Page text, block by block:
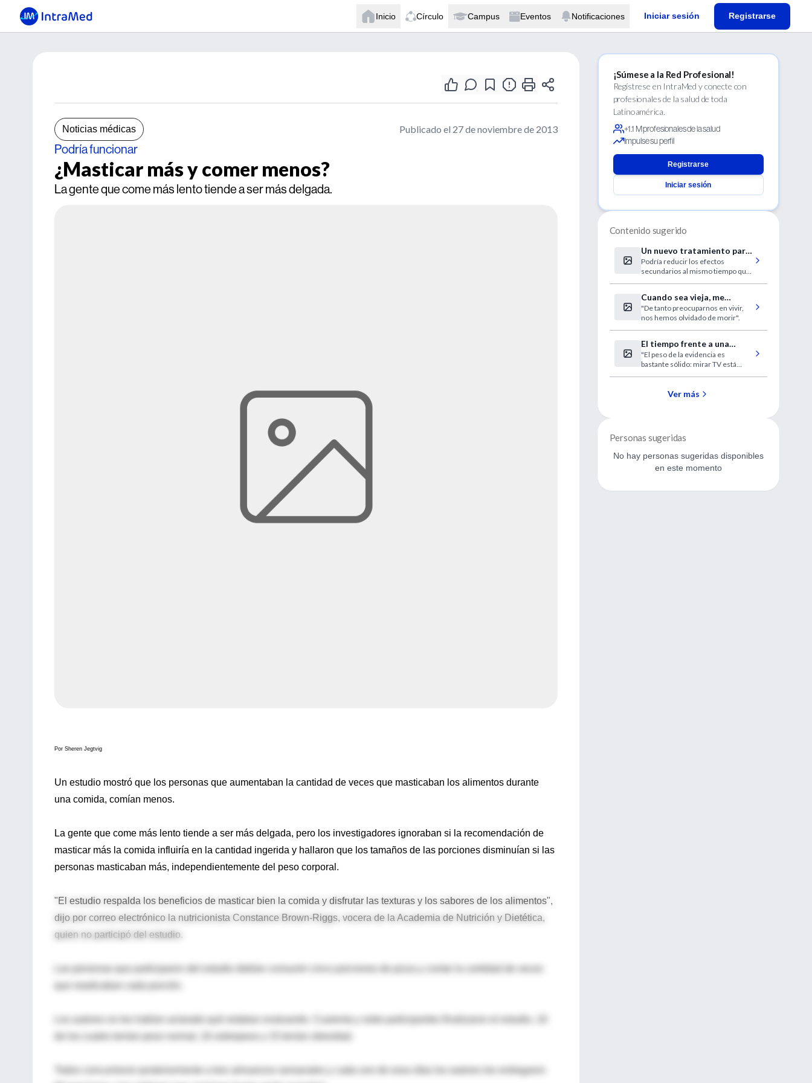
Inicio Círculo Campus Eventos Notificaciones Iniciar sesión Registrarse
Noticias médicas Publicado el 27 de noviembre de 2013
Podría funcionar
¿Masticar más y comer menos?
La gente que come más lento tiende a ser más delgada.
Por Sheren Jegtvig
Un estudio mostró que los personas que aumentaban la cantidad de veces que masticaban los alimentos durante
una comida, comían menos.
La gente que come más lento tiende a ser más delgada, pero los investigadores ignoraban si la recomendación de
masticar más la comida influiría en la cantidad ingerida y hallaron que los tamaños de las porciones disminuían si las
personas masticaban más, independientemente del peso corporal.
"El estudio respalda los beneficios de masticar bien la comida y disfrutar las texturas y los sabores de los alimentos",
dijo por correo electrónico la nutricionista Constance Brown-Riggs, vocera de la Academia de Nutrición y Dietética,
quien no participó del estudio.
Todos concurrieron posteriormente a tres almuerzos semanales y cada uno de esos días los autores les entregaron
¡Súmese a la Red Profesional!
Regístrese en IntraMed y conecte con
profesionales de la salud de toda
Latinoamérica.
+1.1 M profesionales de la salud
Impulse su perfil
Registrarse
Iniciar sesión
Contenido sugerido
Un nuevo tratamiento para
la infección con hepatitis C
Podría reducir los efectos
secundarios al mismo tiempo que
expertos.
Cuando sea vieja, me
moriré
"De tanto preocuparnos en vivir,
nos hemos olvidado de morir".
El tiempo frente a una
pantalla y el sobrepeso
infantil
"El peso de la evidencia es
bastante sólido: mirar TV está
Ver más
Personas sugeridas
No hay personas sugeridas disponibles
en este momento